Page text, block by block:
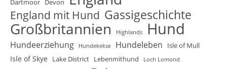
Dartmoor Devon
England mit Hund Gassigeschichte
Großbritannien Highlands Hund
Hundeerziehung Hundekekse Hundeleben Isle of Mull
Isle of Skye Lake District Lebenmithund Loch Lomond